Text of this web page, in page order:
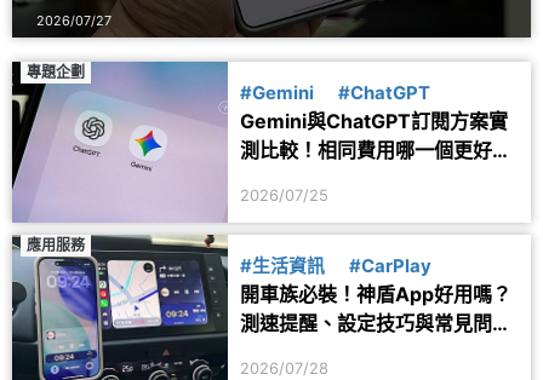
2026/07/27
專題企劃
#Gemini #ChatGPT
Gemini與ChatGPT訂閱方案實
測比較！相同費用哪一個更好
2026/07/25
應用服務
#生活資訊 #CarPlay
開車族必裝！神盾App好用嗎？
測速提醒、設定技巧與常見問題
2026/07/28